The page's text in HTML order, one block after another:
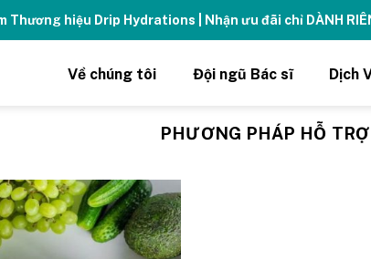
Thương hiệu Drip Hydrations | Nhận ưu đãi chỉ DÀNH
Về chúng tôi Đội ngũ Bác sĩ Dịch
PHƯƠNG PHÁP HỖ